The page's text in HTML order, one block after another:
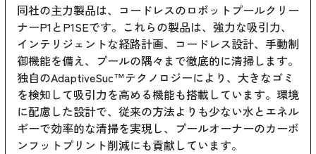
同社の主力製品は、コードレスのロボットプールクリー
ナーP1とP1SEです。これらの製品は、強力な吸引力、
インテリジェントな経路計画、コードレス設計、手動制
御機能を備え、プールの隅々まで徹底的に清掃します。
独自のAdaptiveSuc™テクノロジーにより、大きなゴミ
を検知して吸引力を高める機能も搭載しています。環境
に配慮した設計で、従来の方法よりも少ない水とエネル
ギーで効率的な清掃を実現し、プールオーナーのカーボ
ンフットプリント削減にも貢献しています。